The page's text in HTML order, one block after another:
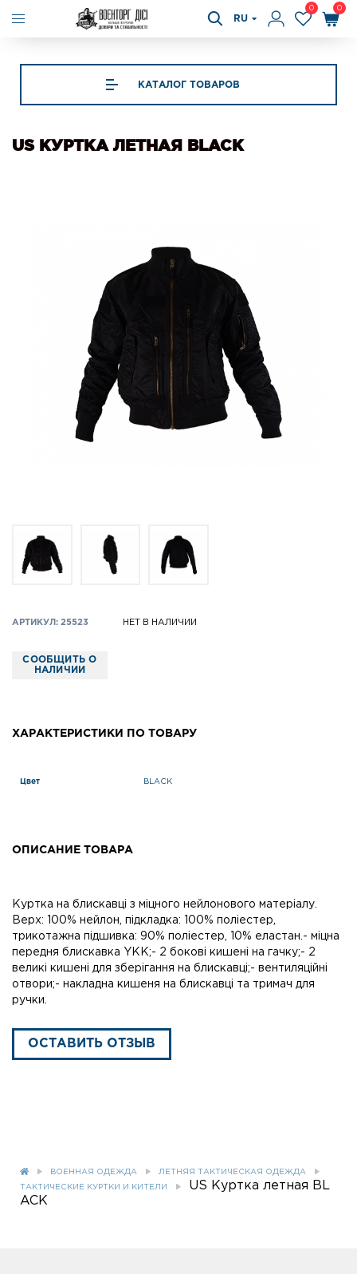
RU
0 0
КАТАЛОГ ТОВАРОВ
US КУРТКА ЛЕТНАЯ BLACK
АРТИКУЛ: 25523 НЕТ В НАЛИЧИИ
СООБЩИТЬ О
НАЛИЧИИ
ХАРАКТЕРИСТИКИ ПО ТОВАРУ
Цвет BLACK
ОПИСАНИЕ ТОВАРА
Куртка на блискавці з міцного нейлонового матеріалу.
Верх: 100% нейлон, підкладка: 100% поліестер,
трикотажна підшивка: 90% поліестер, 10% еластан.- міцна
передня блискавка YKK;- 2 бокові кишені на гачку;- 2
великі кишені для зберігання на блискавці;- вентиляційні
отвори;- накладна кишеня на блискавці та тримач для
ручки.
ОСТАВИТЬ ОТЗЫВ
ВОЕННАЯ ОДЕЖДА ЛЕТНЯЯ ТАКТИЧЕСКАЯ ОДЕЖДА
ТАКТИЧЕСКИЕ КУРТКИ И КИТЕЛИ
US Куртка летная BL
ACK